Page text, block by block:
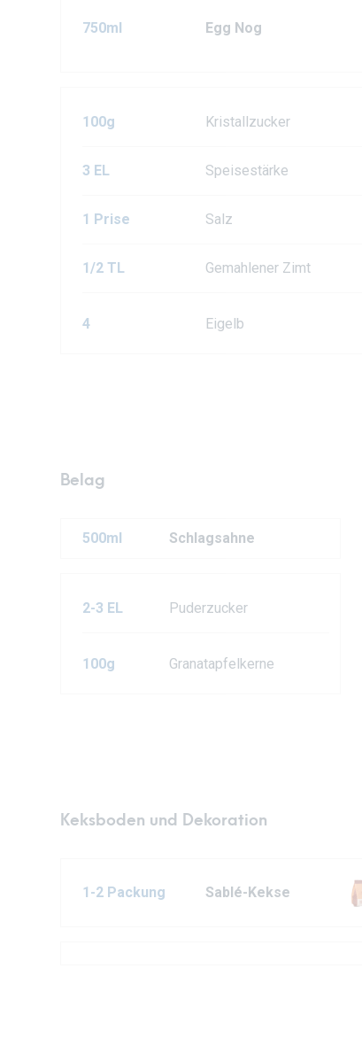
750ml Egg Nog
100g Kristallzucker
3 EL Speisestärke
1 Prise Salz
1/2 TL Gemahlener Zimt
4 Eigelb
Belag
500ml Schlagsahne
2-3 EL Puderzucker
100g Granatapfelkerne
Keksboden und Dekoration
1-2 Packung Sablé-Kekse